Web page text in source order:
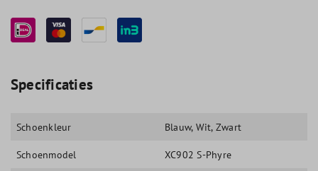
Specificaties
Schoenkleur Blauw, Wit, Zwart
Schoenmodel XC902 S-Phyre